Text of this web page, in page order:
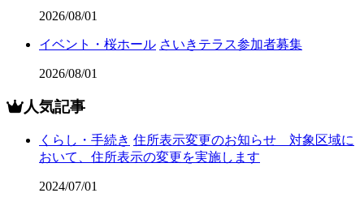
2026/08/01
イベント・桜ホール さいきテラス参加者募集
2026/08/01
人気記事
くらし・手続き 住所表示変更のお知らせ 対象区域に
おいて、住所表示の変更を実施します
2024/07/01